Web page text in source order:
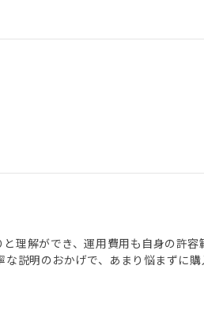
理解ができ、運用費用も自身の許
説明のおかげで、あまり悩まずに購